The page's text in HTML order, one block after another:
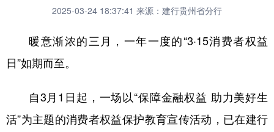
直播
畅游贵州 数字贵州 律动贵州 健康贵州
光影贵州
融媒联播 贵阳 遵义 安顺
六盘水 毕节 铜仁 黔东南
2025-03-24 18:37:41 来源：建行贵州省分行
暖意渐浓的三月，一年一度的“3·15消费者权益
日”如期而至。
自3月1日起，一场以“保障金融权益 助力美好生
活”为主题的消费者权益保护教育宣传活动，已在建行